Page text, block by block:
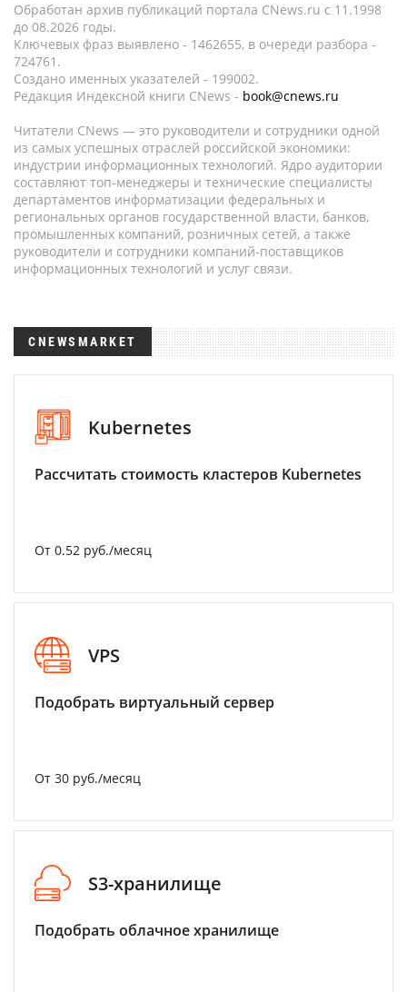
Обработан архив публикаций портала CNews.ru c 11.1998
до 08.2026 годы.
Ключевых фраз выявлено - 1462655, в очереди разбора -
724761.
Создано именных указателей - 199002.
Редакция Индексной книги CNews - book@cnews.ru
Читатели CNews — это руководители и сотрудники одной
из самых успешных отраслей российской экономики:
индустрии информационных технологий. Ядро аудитории
составляют топ-менеджеры и технические специалисты
департаментов информатизации федеральных и
региональных органов государственной власти, банков,
промышленных компаний, розничных сетей, а также
руководители и сотрудники компаний-поставщиков
информационных технологий и услуг связи.
CNEWSMARKET
Kubernetes
Рассчитать стоимость кластеров Kubernetes
От 0.52 руб./месяц
VPS
Подобрать виртуальный сервер
От 30 руб./месяц
S3-хранилище
Подобрать облачное хранилище